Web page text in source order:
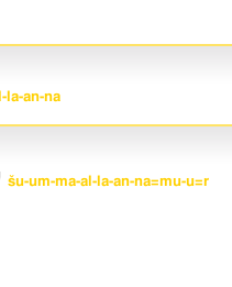
la-an-na
šu-um-ma-al-la-an-na=mu-u=r